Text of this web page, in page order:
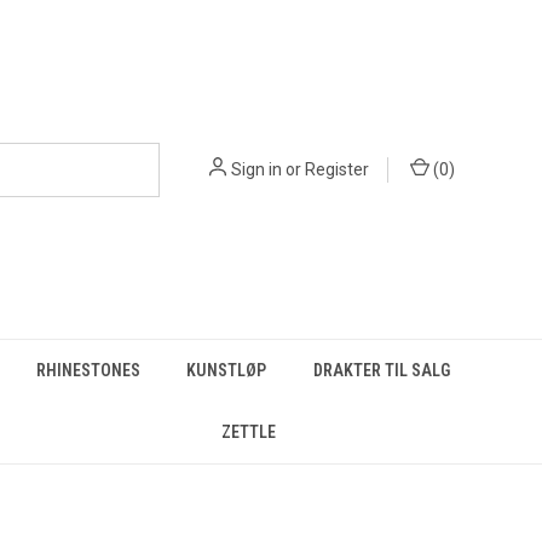
Sign in orRegister (0)
RHINESTONES KUNSTLØP DRAKTER TIL SALG
ZETTLE